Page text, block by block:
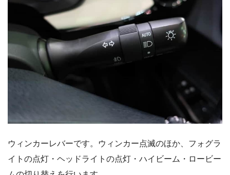
ウィンカーレバーです。ウィンカー点滅のほか、フォグラ
イトの点灯・ヘッドライトの点灯・ハイビーム・ロービー